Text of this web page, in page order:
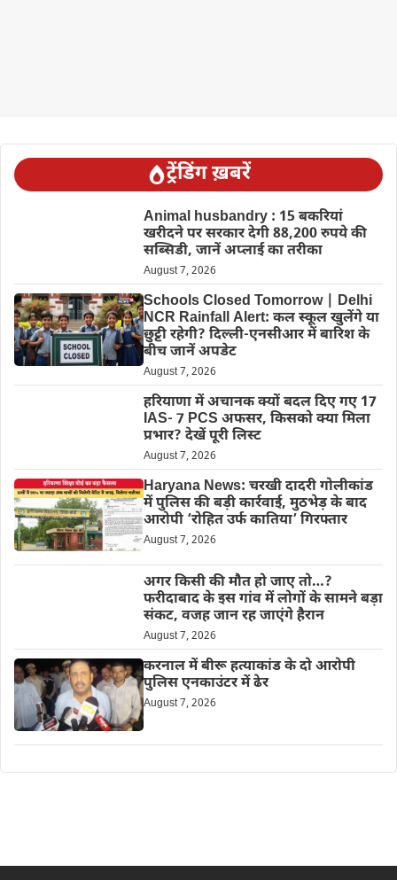
ट्रेंडिंग ख़बरें
Animal husbandry : 15 बकरियां
खरीदने पर सरकार देगी 88,200 रुपये की
सब्सिडी, जानें अप्लाई का तरीका
August 7, 2026
Schools Closed Tomorrow | Delhi
NCR Rainfall Alert: कल स्कूल खुलेंगे या
छुट्टी रहेगी? दिल्ली-एनसीआर में बारिश के
बीच जानें अपडेट
August 7, 2026
हरियाणा में अचानक क्यों बदल दिए गए 17
IAS- 7 PCS अफसर, किसको क्या मिला
प्रभार? देखें पूरी लिस्ट
August 7, 2026
Haryana News: चरखी दादरी गोलीकांड
में पुलिस की बड़ी कार्रवाई, मुठभेड़ के बाद
आरोपी ‘रोहित उर्फ कातिया’ गिरफ्तार
August 7, 2026
अगर किसी की मौत हो जाए तो…?
फरीदाबाद के इस गांव में लोगों के सामने बड़ा
संकट, वजह जान रह जाएंगे हैरान
August 7, 2026
करनाल में बीरू हत्याकांड के दो आरोपी
पुलिस एनकाउंटर में ढेर
August 7, 2026